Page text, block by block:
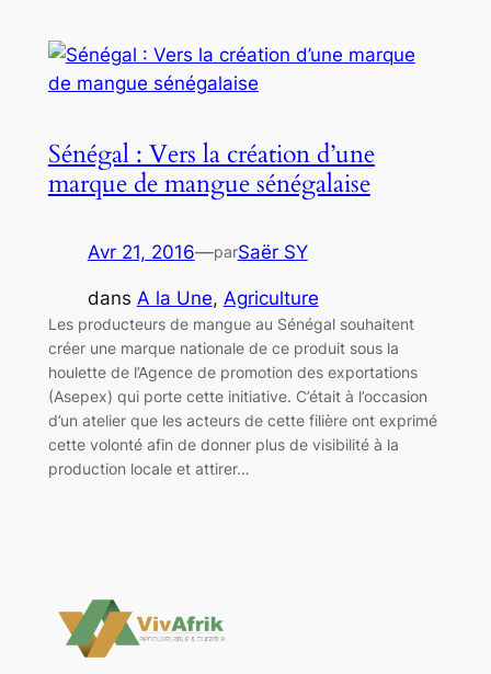
Sénégal : Vers la création d’une
marque de mangue sénégalaise
Avr 21, 2016—parSaër SY
dans A la Une, Agriculture
Les producteurs de mangue au Sénégal souhaitent
créer une marque nationale de ce produit sous la
houlette de l’Agence de promotion des exportations
(Asepex) qui porte cette initiative. C’était à l’occasion
d’un atelier que les acteurs de cette filière ont exprimé
cette volonté afin de donner plus de visibilité à la
production locale et attirer…